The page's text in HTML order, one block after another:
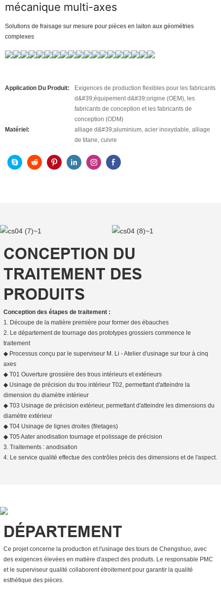
mécanique multi-axes
Solutions de fraisage sur mesure pour pièces en laiton aux géométries
complexes
Application Du Produit:
Exigences de production flexibles pour les fabricants
d&#39;équipement d&#39;origine (OEM), les
fabricants de conception et les fabricants de
conception (ODM)
Matériel:
alliage d&#39;aluminium, acier inoxydable, alliage
de titane, cuivre
CONCEPTION DU
TRAITEMENT DES
PRODUITS
Conception des étapes de traitement :
1. Découpe de la matière première pour former des ébauches
2. Le département de tournage des prototypes grossiers commence le
traitement
◆ Processus conçu par le superviseur M. Li - Atelier d'usinage sur tour à cinq
axes
◆ T01 Ouverture grossière des trous intérieurs et extérieurs
◆ Usinage de précision du trou intérieur T02, permettant d'atteindre la
dimension du diamètre intérieur
◆ T03 Usinage de précision extérieur, permettant d'atteindre les dimensions du
diamètre extérieur
◆ T04 Usinage de lignes droites (filetages)
◆ T05 Aater anodisation tournage et polissage de précision
3. Traitements : anodisation
4. Le service qualité effectue des contrôles précis des dimensions et de l'aspect.
DÉPARTEMENT
Ce projet concerne la production et l'usinage des tours de Chengshuo, avec
des exigences élevées en matière d'aspect des produits. Le responsable PMC
et le superviseur qualité collaborent étroitement pour garantir la qualité
esthétique des pièces.